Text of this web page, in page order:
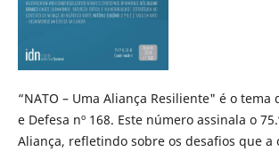
​​​​​​​​“NATO – Uma Aliança Resiliente" é o tema
e Defesa nº 168. Este número assinala o
Aliança, refletindo sobre os desafios que a